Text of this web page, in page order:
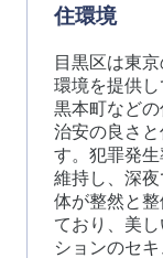
住環境
目黒区は東
環境を提供
黒本町などの
治安の良さ
す。犯罪発
維持し、深
体が整然と
ており、美
ションのセ